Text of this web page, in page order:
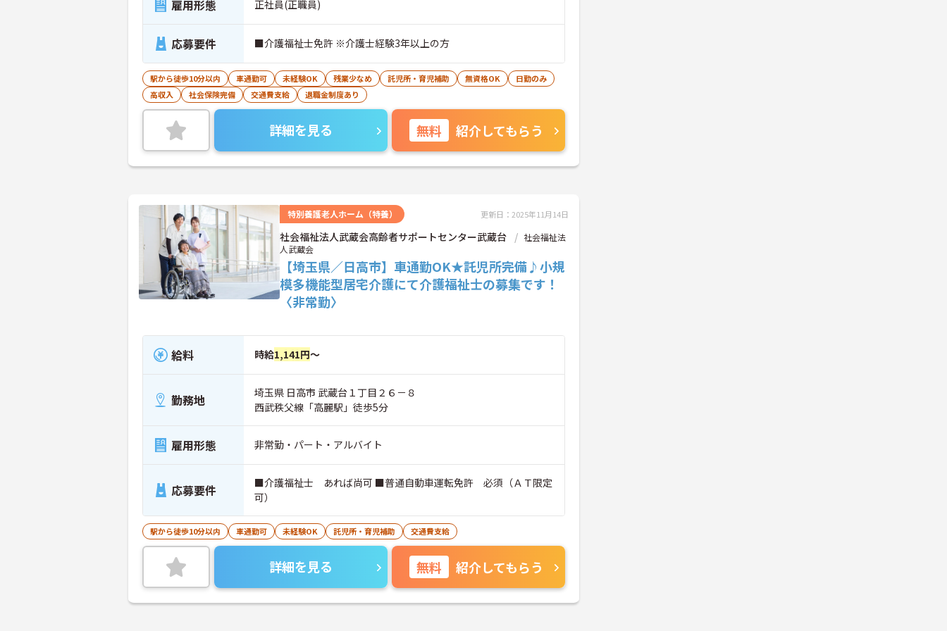
雇用形態 正社員(正職員)
応募要件 ■介護福祉士免許 ※介護士経験3年以上の方
駅から徒歩10分以内 車通勤可 未経験OK 残業少なめ 託児所・育児補助 無資格OK
日勤のみ
高収入
社会保険完備 交通費支給 退職金制度あり
詳細を見る 無料 紹介してもらう
特別養護老人ホーム（特養） 更新日：2025年11月14日
社会福祉法人武蔵会高齢者サポートセンター武蔵台
社会福祉法
人武蔵会
【埼玉県／日高市】車通勤OK★託児所完備♪小規
模多機能型居宅介護にて介護福祉士の募集です！
〈非常勤〉
給料 時給1,141円～
勤務地
埼玉県 日高市 武蔵台１丁目２６－８
西武秩父線「高麗駅」徒歩5分
雇用形態 非常勤・パート・アルバイト
応募要件
■介護福祉士 あれば尚可 ■普通自動車運転免許 必須（ＡＴ限定
可）
駅から徒歩10分以内 車通勤可 未経験OK 託児所・育児補助 交通費支給
詳細を見る 無料 紹介してもらう